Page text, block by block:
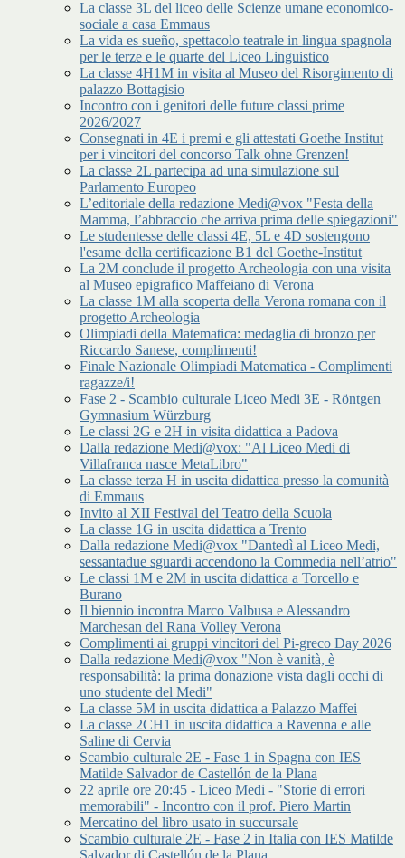
La classe 3L del liceo delle Scienze umane economico-
sociale a casa Emmaus
La vida es sueño, spettacolo teatrale in lingua spagnola
per le terze e le quarte del Liceo Linguistico
La classe 4H1M in visita al Museo del Risorgimento di
palazzo Bottagisio
Incontro con i genitori delle future classi prime
2026/2027
Consegnati in 4E i premi e gli attestati Goethe Institut
per i vincitori del concorso Talk ohne Grenzen!
La classe 2L partecipa ad una simulazione sul
Parlamento Europeo
L’editoriale della redazione Medi@vox "Festa della
Mamma, l’abbraccio che arriva prima delle spiegazioni"
Le studentesse delle classi 4E, 5L e 4D sostengono
l'esame della certificazione B1 del Goethe-Institut
La 2M conclude il progetto Archeologia con una visita
al Museo epigrafico Maffeiano di Verona
La classe 1M alla scoperta della Verona romana con il
progetto Archeologia
Olimpiadi della Matematica: medaglia di bronzo per
Riccardo Sanese, complimenti!
Finale Nazionale Olimpiadi Matematica - Complimenti
ragazze/i!
Fase 2 - Scambio culturale Liceo Medi 3E - Röntgen
Gymnasium Würzburg
Le classi 2G e 2H in visita didattica a Padova
Dalla redazione Medi@vox: "Al Liceo Medi di
Villafranca nasce MetaLibro"
La classe terza H in uscita didattica presso la comunità
di Emmaus
Invito al XII Festival del Teatro della Scuola
La classe 1G in uscita didattica a Trento
Dalla redazione Medi@vox "Dantedì al Liceo Medi,
sessantadue sguardi accendono la Commedia nell’atrio"
Le classi 1M e 2M in uscita didattica a Torcello e
Burano
Il biennio incontra Marco Valbusa e Alessandro
Marchesan del Rana Volley Verona
Complimenti ai gruppi vincitori del Pi-greco Day 2026
Dalla redazione Medi@vox "Non è vanità, è
responsabilità: la prima donazione vista dagli occhi di
uno studente del Medi"
La classe 5M in uscita didattica a Palazzo Maffei
La classe 2CH1 in uscita didattica a Ravenna e alle
Saline di Cervia
Scambio culturale 2E - Fase 1 in Spagna con IES
Matilde Salvador de Castellón de la Plana
22 aprile ore 20:45 - Liceo Medi - "Storie di errori
memorabili" - Incontro con il prof. Piero Martin
Mercatino del libro usato in succursale
Scambio culturale 2E - Fase 2 in Italia con IES Matilde